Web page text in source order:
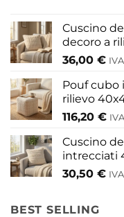
Cuscino
decoro a
36,00 €
Pouf cubo
rilievo
116,20 €
Cuscino
intrecciati
30,50 €
BEST SELLING